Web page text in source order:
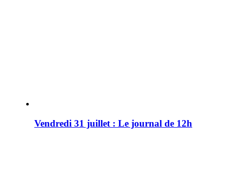
Vendredi 31 juillet : Le journal de 12h